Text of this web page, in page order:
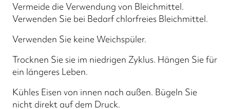
Vermeide die Verwendung von Bleichmittel.
Verwenden Sie bei Bedarf chlorfreies Bleichmittel.
Verwenden Sie keine Weichspüler.
Trocknen Sie sie im niedrigen Zyklus. Hängen Sie für
ein längeres Leben.
Kühles Eisen von innen nach außen. Bügeln Sie
nicht direkt auf dem Druck.